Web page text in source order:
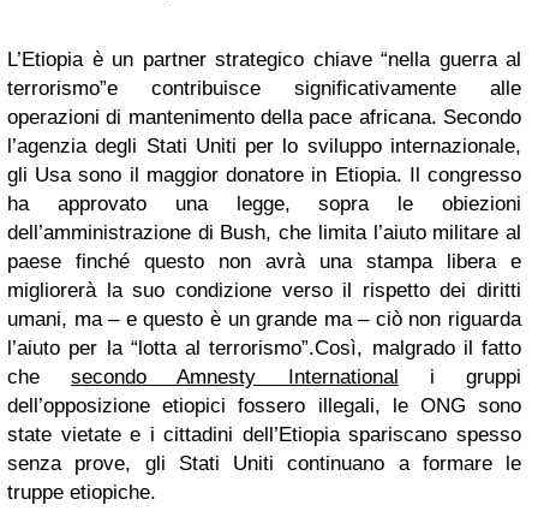
L’Etiopia è un partner strategico chiave “nella guerra al
terrorismo”e contribuisce significativamente alle
operazioni di mantenimento della pace africana. Secondo
l’agenzia degli Stati Uniti per lo sviluppo internazionale,
gli Usa sono il maggior donatore in Etiopia. Il congresso
ha approvato una legge, sopra le obiezioni
dell’amministrazione di Bush, che limita l’aiuto militare al
paese finché questo non avrà una stampa libera e
migliorerà la suo condizione verso il rispetto dei diritti
umani, ma – e questo è un grande ma – ciò non riguarda
l’aiuto per la “lotta al terrorismo”.Così, malgrado il fatto
chesecondo Amnesty International i gruppi
dell’opposizione etiopici fossero illegali, le ONG sono
state vietate e i cittadini dell’Etiopia spariscano spesso
senza prove, gli Stati Uniti continuano a formare le
truppe etiopiche.